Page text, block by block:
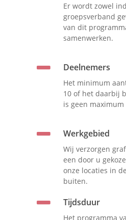
Er wordt zowel
groepsverband
van dit
samenwerken.
Deelnemers
Het minimum
10 of het daarbij
is geen
Werkgebied
Wij verzorgen
een door u
onze locaties in
buiten.
Tijdsduur
Het programma